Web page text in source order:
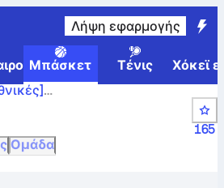
Λήψη εφαρμογής
Μπάσκετ Τένις
Χόκεϊ
Div. A
της Βουλγαρία U18
165
Ομάδα